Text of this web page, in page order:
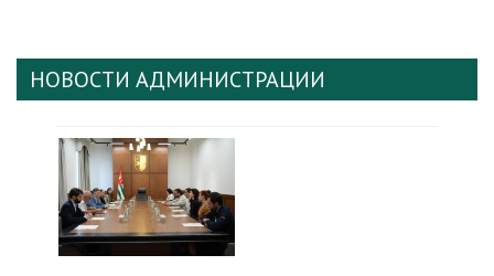
НОВОСТИ АДМИНИСТРАЦИИ